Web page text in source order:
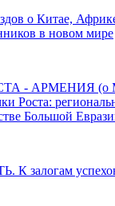
о Китае,
в новом мире
- АРМЕНИЯ (о
Роста:
Большой
залогам